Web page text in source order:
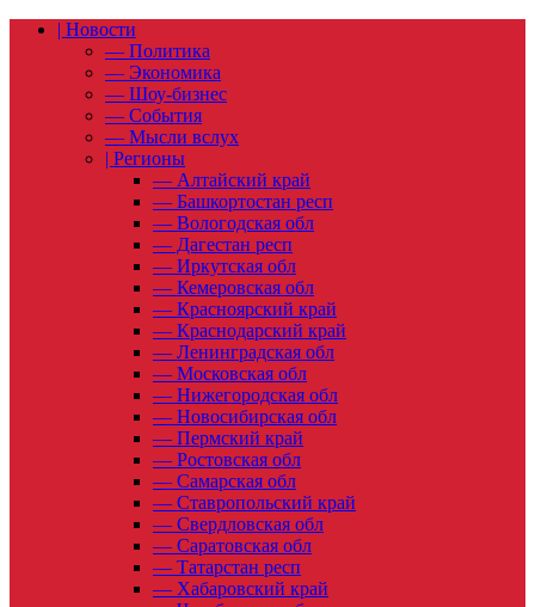
| Новости
— Политика
— Экономика
— Шоу-бизнес
— События
— Мысли вслух
| Регионы
— Алтайский край
— Башкортостан респ
— Вологодская обл
— Дагестан респ
— Иркутская обл
— Кемеровская обл
— Красноярский край
— Краснодарский край
— Ленинградская обл
— Московская обл
— Нижегородская обл
— Новосибирская обл
— Пермский край
— Ростовская обл
— Самарская обл
— Ставропольский край
— Свердловская обл
— Саратовская обл
— Татарстан респ
— Хабаровский край